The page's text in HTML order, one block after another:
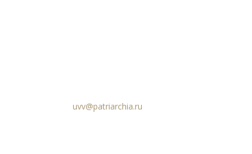
uvv@patriarchia.ru